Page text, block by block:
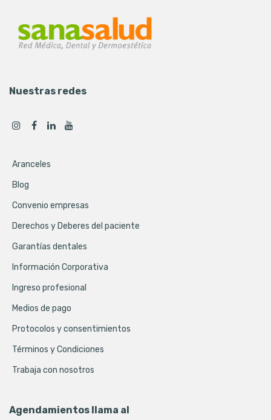
Nuestras redes
Aranceles
Blog
Convenio empresas
Derechos y Deberes del paciente
Garantías dentales
Información Corporativa
Ingreso profesional
Medios de pago
Protocolos y consentimientos
Términos y Condiciones
Trabaja con nosotros
Agendamientos llama al